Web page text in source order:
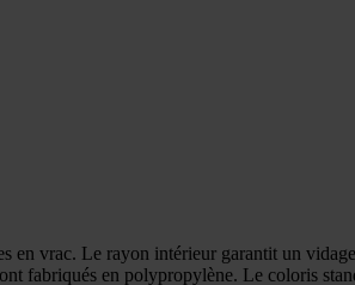
en vrac. Le rayon intérieur garantit un
fabriqués en polypropylène. Le coloris